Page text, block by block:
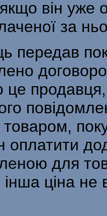
він
за
передав
це
товаром,
оплатити
для
ціна